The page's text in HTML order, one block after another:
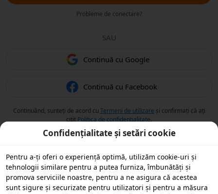
Probleme de conectare?
SAU
Continuă cu Google
Continuă cu Facebook
Continuând, sunteți de acord cu Termeni de utilizare și confirmați că ați
citit Politica de confidențialitate.
Confidențialitate și setări cookie
Pentru a-ți oferi o experiență optimă, utilizăm cookie-uri și
tehnologii similare pentru a putea furniza, îmbunătăți și
promova serviciile noastre, pentru a ne asigura că acestea
sunt sigure și securizate pentru utilizatori și pentru a măsura